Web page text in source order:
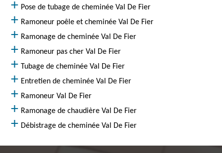
Pose de tubage de cheminée Val De Fier
Ramoneur poêle et cheminée Val De Fier
Ramonage de cheminée Val De Fier
Ramoneur pas cher Val De Fier
Tubage de cheminée Val De Fier
Entretien de cheminée Val De Fier
Ramoneur Val De Fier
Ramonage de chaudière Val De Fier
Débistrage de cheminée Val De Fier